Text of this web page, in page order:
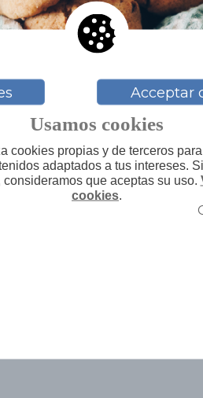
mansión. Sólo por poner
(antigua bodega que a
1883) , Casa Antoni
(Hotel Noucentista) o la
Hotel El Xalet.
parada obligatoria-, es
‘Casa del Reloj’, de la
el cruce entre el Passeig
brisa la
forma de ser de los
amor por el arte, por su
, por compartirlo con
Acceptar
Usamos cookies
cookies propias y de terceros
adaptados a tus intereses.
que aceptas su uso.
cookies.